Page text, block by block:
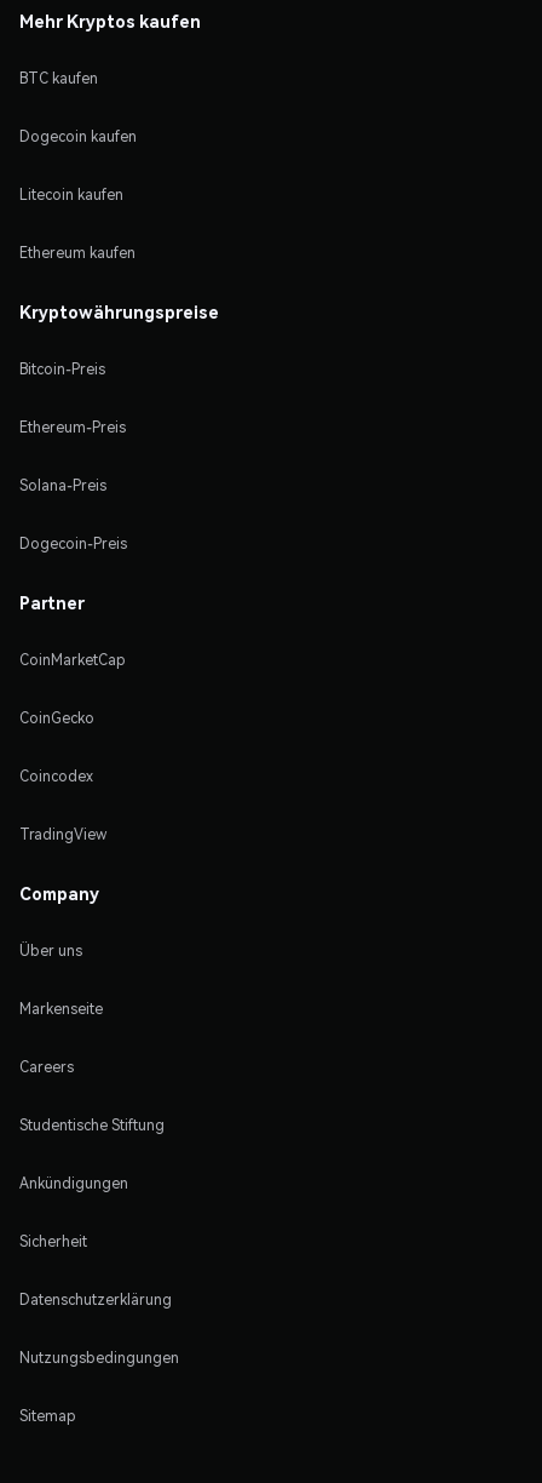
Mehr Kryptos kaufen
BTC kaufen
Dogecoin kaufen
Litecoin kaufen
Ethereum kaufen
Kryptowährungspreise
Bitcoin-Preis
Ethereum-Preis
Solana-Preis
Dogecoin-Preis
Partner
CoinMarketCap
CoinGecko
Coincodex
TradingView
Company
Über uns
Markenseite
Careers
Studentische Stiftung
Ankündigungen
Sicherheit
Datenschutzerklärung
Nutzungsbedingungen
Sitemap